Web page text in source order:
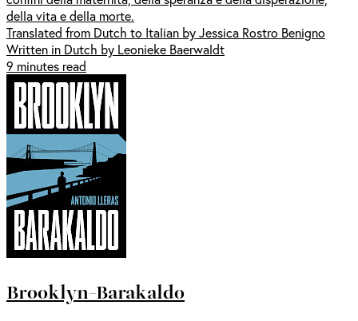
della vita e della morte.
Translated from Dutch to Italian by Jessica Rostro Benigno
Written in Dutch by Leonieke Baerwaldt
9 minutes read
Brooklyn-Barakaldo